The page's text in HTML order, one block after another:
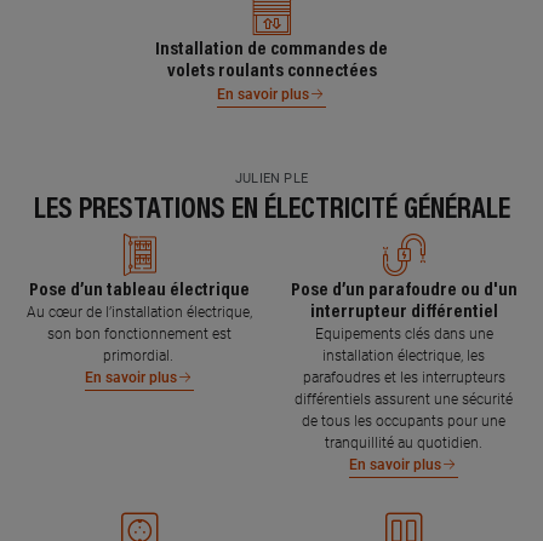
Installation de commandes de
volets roulants connectées
En savoir plus
JULIEN PLE
LES PRESTATIONS EN ÉLECTRICITÉ GÉNÉRALE
Pose d’un tableau électrique
Au cœur de l’installation électrique,
son bon fonctionnement est
primordial.
En savoir plus
Pose d’un parafoudre ou d'un
interrupteur différentiel
Equipements clés dans une
installation électrique, les
parafoudres et les interrupteurs
différentiels assurent une sécurité
de tous les occupants pour une
tranquillité au quotidien.
En savoir plus